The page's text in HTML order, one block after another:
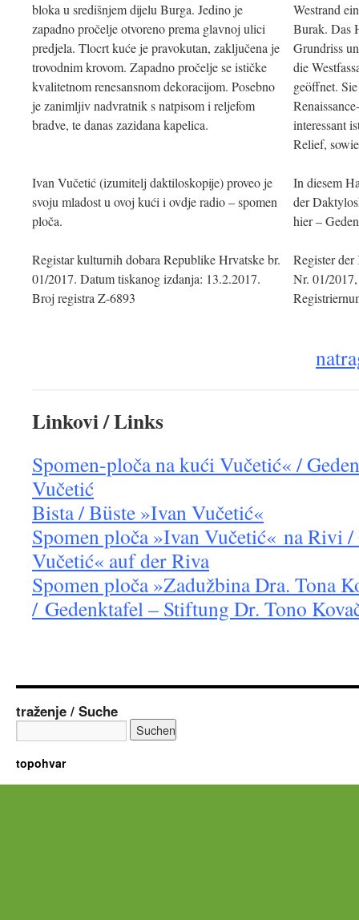
bloka u središnjem dijelu Burga. Jedino je
zapadno pročelje otvoreno prema glavnoj ulici
predjela. Tlocrt kuće je pravokutan, zaključena je
trovodnim krovom. Zapadno pročelje se ističke
kvalitetnom renesansnom dekoracijom. Posebno
je zanimljiv nadvratnik s natpisom i reljefom
bradve, te danas zazidana kapelica.
Westrand
Burak. Das
Grundriss
die
geöffnet.
interessant
Relief,
Ivan Vučetić (izumitelj daktiloskopije) proveo je
svoju mladost u ovoj kući i ovdje radio – spomen
ploča.
In diesem
der
hier –
Registar kulturnih dobara Republike Hrvatske br.
01/2017. Datum tiskanog izdanja: 13.2.2017.
Broj registra Z-6893
Register
Nr. 01/
Linkovi / Links
Spomen-ploča na kući Vučetić« /
Vučetić
Bista / Büste »Ivan Vučetić«
Spomen ploča»Ivan Vučetić« na Rivi /
Vučetić« auf der Riva
Spomen ploča »Zadužbina Dra. Tona
/ Gedenktafel – Stiftung Dr. Tono
traženje / Suche
topohvar